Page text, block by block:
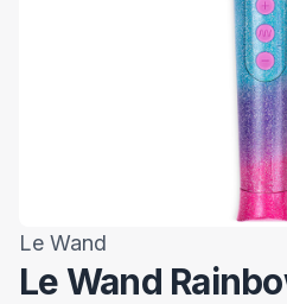
Le Wand
Le Wand